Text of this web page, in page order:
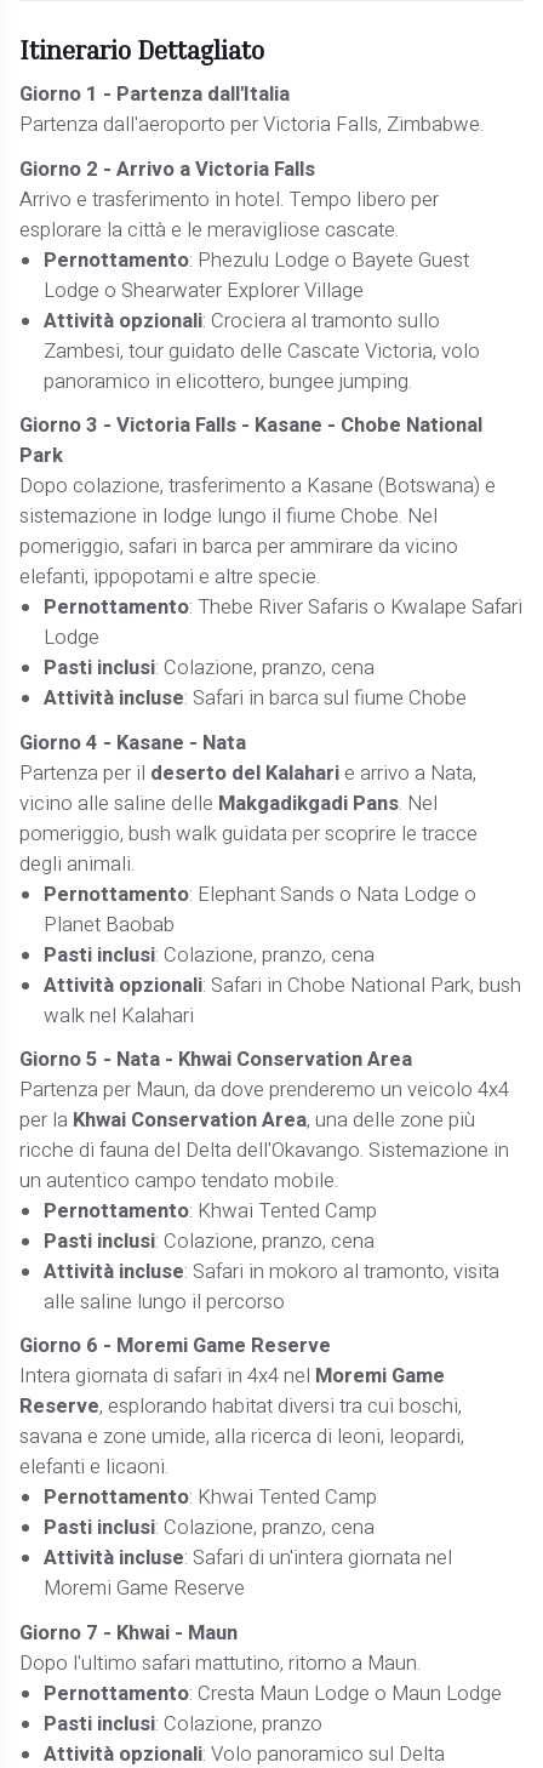
Itinerario Dettagliato
Giorno 1 - Partenza dall'Italia
Partenza dall'aeroporto per Victoria Falls, Zimbabwe.
Giorno 2 - Arrivo a Victoria Falls
Arrivo e trasferimento in hotel. Tempo libero per
esplorare la città e le meravigliose cascate.
Pernottamento: Phezulu Lodge o Bayete Guest
Lodge o Shearwater Explorer Village
Attività opzionali: Crociera al tramonto sullo
Zambesi, tour guidato delle Cascate Victoria, volo
panoramico in elicottero, bungee jumping.
Giorno 3 - Victoria Falls - Kasane - Chobe National
Park
Dopo colazione, trasferimento a Kasane (Botswana) e
sistemazione in lodge lungo il fiume Chobe. Nel
pomeriggio, safari in barca per ammirare da vicino
elefanti, ippopotami e altre specie.
Pernottamento: Thebe River Safaris o Kwalape Safari
Lodge
Pasti inclusi: Colazione, pranzo, cena
Attività incluse: Safari in barca sul fiume Chobe
Giorno 4 - Kasane - Nata
Partenza per il deserto del Kalaharie arrivo a Nata,
vicino alle saline delle Makgadikgadi Pans. Nel
pomeriggio, bush walk guidata per scoprire le tracce
degli animali.
Pernottamento: Elephant Sands o Nata Lodge o
Planet Baobab
Pasti inclusi: Colazione, pranzo, cena
Attività opzionali: Safari in Chobe National Park, bush
walk nel Kalahari
Giorno 5 - Nata - Khwai Conservation Area
Partenza per Maun, da dove prenderemo un veicolo 4x4
per la Khwai Conservation Area, una delle zone più
ricche di fauna del Delta dell'Okavango. Sistemazione in
un autentico campo tendato mobile.
Pernottamento: Khwai Tented Camp
Pasti inclusi: Colazione, pranzo, cena
Attività incluse: Safari in mokoro al tramonto, visita
alle saline lungo il percorso
Giorno 6 - Moremi Game Reserve
Intera giornata di safari in 4x4 nel Moremi Game
Reserve, esplorando habitat diversi tra cui boschi,
savana e zone umide, alla ricerca di leoni, leopardi,
elefanti e licaoni.
Pernottamento: Khwai Tented Camp
Pasti inclusi: Colazione, pranzo, cena
Attività incluse: Safari di un'intera giornata nel
Moremi Game Reserve
Giorno 7 - Khwai - Maun
Dopo l'ultimo safari mattutino, ritorno a Maun.
Pernottamento: Cresta Maun Lodge o Maun Lodge
Pasti inclusi: Colazione, pranzo
Attività opzionali: Volo panoramico sul Delta